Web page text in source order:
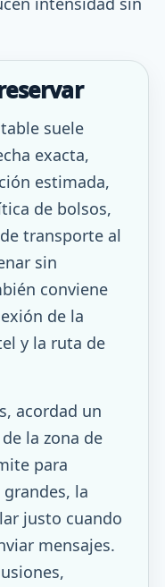
suele
exacta,
estimada,
de bolsos,
transporte al
sin
conviene
de la
y la ruta de
acordad un
la zona de
para
la
justo cuando
mensajes.